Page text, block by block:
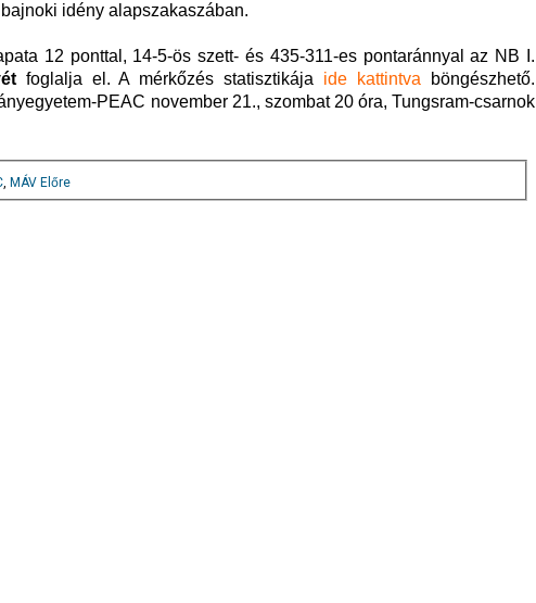
idény alapszakaszában.
12 ponttal, 14-5-ös szett- és 435-311-es pontaránnyal az NB I.
foglalja el. A mérkőzés statisztikája ide kattintva böngészhető.
PEAC november 21., szombat 20 óra, Tungsram-csarnok
, MÁV Előre